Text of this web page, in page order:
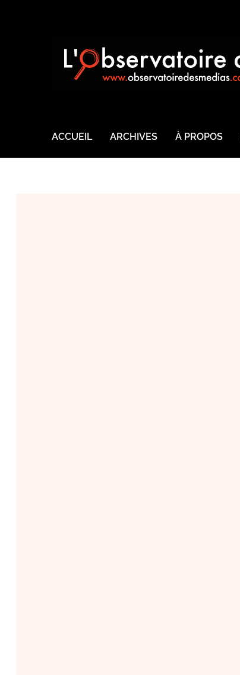
ACCUEIL ARCHIVES À PROPOS